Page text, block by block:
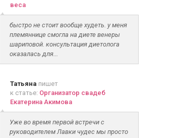
веса
быстро не стоит вообще худеть. у меня
племяннице смогла на диете венеры
шариповой. консультация диетолога
оказалась для...
Татьяна пишет
к статье: Организатор свадеб
Екатерина Акимова
Уже во время первой встречи с
руководителем Лавки чудес мы просто